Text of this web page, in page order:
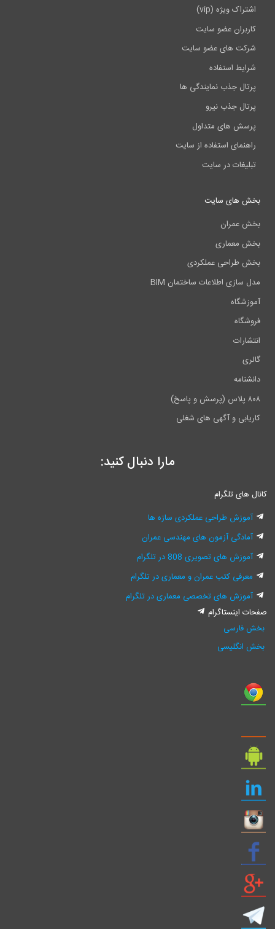
اشتراک ویژه (vip)
کاربران عضو سایت
شرکت های عضو سایت
شرایط استفاده
پرتال جذب نمایندگی ها
پرتال جذب نیرو
پرسش های متداول
راهنمای استفاده از سایت
تبلیغات در سایت
بخش های سایت
بخش عمران
بخش معماری
بخش طراحی عملکردی
مدل سازی اطلاعات ساختمان BIM
آموزشگاه
فروشگاه
انتشارات
گالری
دانشنامه
۸۰۸ پلاس (پرسش و پاسخ)
کاریابی و آگهی های شغلی
مارا دنبال کنید:
کانال های تلگرام
آموزش طراحی عملکردی سازه ها
آمادگی آزمون های مهندسی عمران
آموزش های تصویری 808 در تلگرام
معرفی کتب عمران و معماری در تلگرام
آموزش های تخصصی معماری در تلگرام
صفحات اینستاگرام
بخش فارسی
بخش انگلیسی